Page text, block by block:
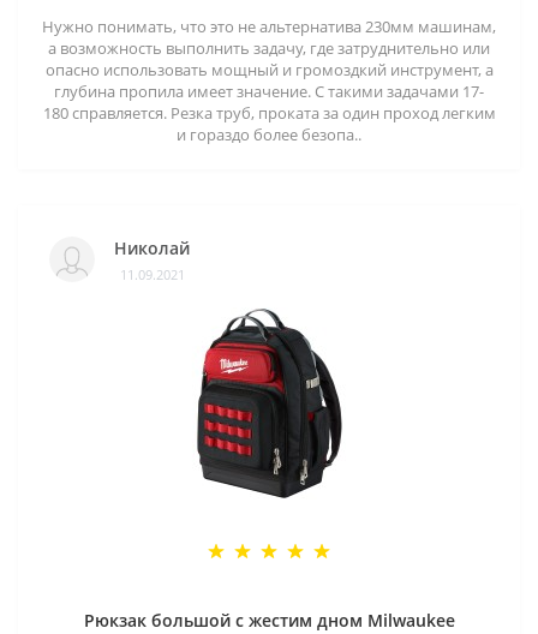
Нужно понимать, что это не альтернатива 230мм машинам,
а возможность выполнить задачу, где затруднительно или
опасно использовать мощный и громоздкий инструмент, а
глубина пропила имеет значение. С такими задачами 17-
180 справляется. Резка труб, проката за один проход легким
и гораздо более безопа..
Николай
11.09.2021
Рюкзак большой с жестим дном Milwaukee